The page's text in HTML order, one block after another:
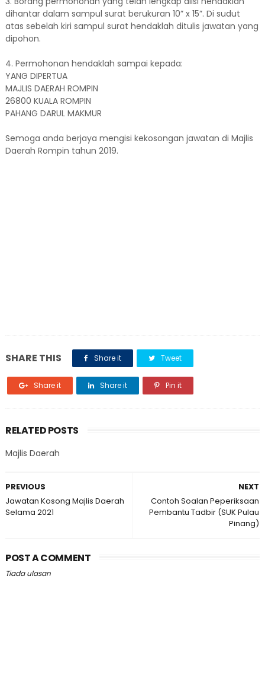
dihantar dalam sampul surat berukuran 10” x 15”. Di sudut
atas sebelah kiri sampul surat hendaklah ditulis jawatan yang
dipohon.
4. Permohonan hendaklah sampai kepada:
YANG DIPERTUA
MAJLIS DAERAH ROMPIN
26800 KUALA ROMPIN
PAHANG DARUL MAKMUR
Semoga anda berjaya mengisi kekosongan jawatan di Majlis
Daerah Rompin tahun 2019.
SHARE THIS Share it Tweet
Share it Share it Pin it
RELATED POSTS
Majlis Daerah
NEXT
Contoh Soalan Peperiksaan
Pembantu Tadbir (SUK Pulau
Pinang)
PREVIOUS
Jawatan Kosong Majlis Daerah
Selama 2021
POST A COMMENT
Tiada ulasan